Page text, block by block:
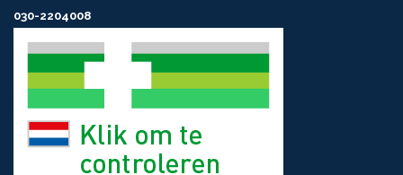
030-2204008